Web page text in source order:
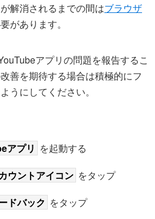
解消されるまでの間はブラウザ
があります。
アプリの問題を報告するこ
善を期待する場合は積極的にフ
うにしてください。
アプリ を起動する
ウントアイコン をタップ
ドバック をタップ